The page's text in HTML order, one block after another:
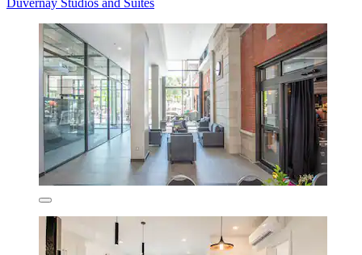
Duvernay Studios and Suites